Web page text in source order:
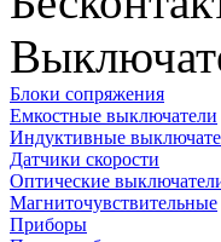
Блоки сопряжения
Емкостные выключатели
Индуктивные
Датчики скорости
Оптические
Магниточувствительные
Приборы